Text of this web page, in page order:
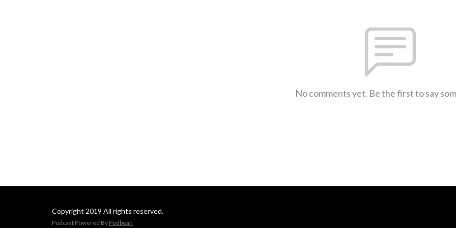
No comments yet. Be the first to say
Copyright 2019 All rights reserved.
Podcast Powered By Podbean